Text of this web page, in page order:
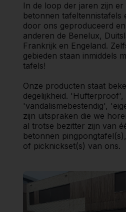
In de loop der jaren zijn er
betonnen tafeltennistafels
door ons geproduceerd
anderen de Benelux,
Frankrijk en Engeland.
gebieden staan inmiddels
tafels!
Onze producten staat
degelijkheid. 'Hufterproof',
'vandalismebestendig',
zijn uitspraken die we
al trotse bezitter zijn van
betonnen
of picknickset(s) van ons.